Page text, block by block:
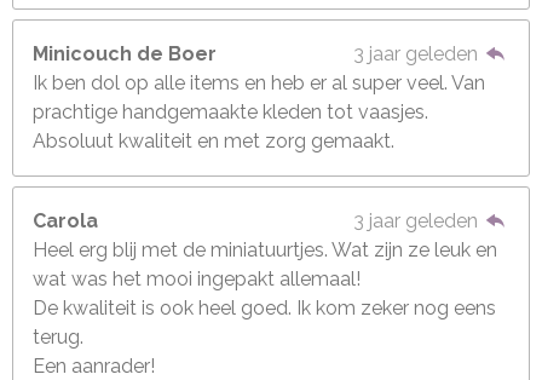
Minicouch de Boer
3 jaar geleden
Ik ben dol op alle items en heb er al super veel. Van
prachtige handgemaakte kleden tot vaasjes.
Absoluut kwaliteit en met zorg gemaakt.
Carola
3 jaar geleden
Heel erg blij met de miniatuurtjes. Wat zijn ze leuk en
wat was het mooi ingepakt allemaal!
De kwaliteit is ook heel goed. Ik kom zeker nog eens
terug.
Een aanrader!